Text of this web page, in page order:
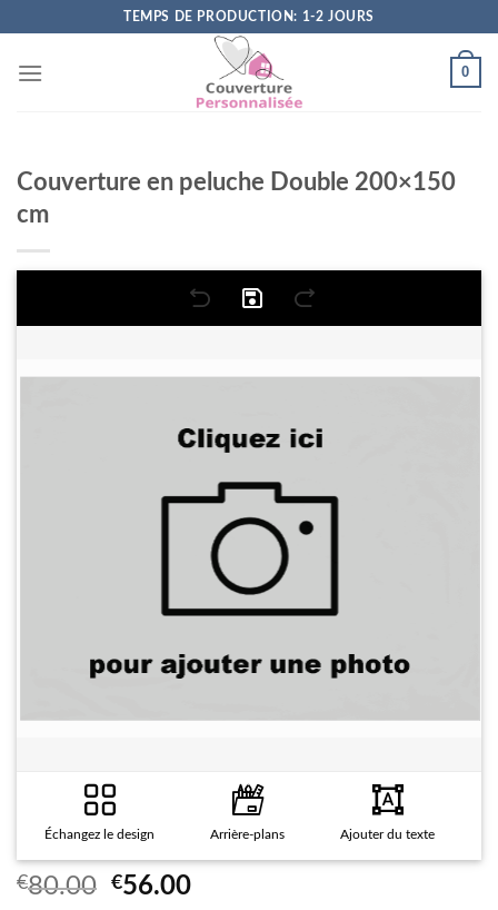
content
TEMPS DE PRODUCTION: 1-2 JOURS
0
Couverture en peluche Double 200×150
cm
Échangez le design Arrière-plans Ajouter du texte
€80.00 Le
€56.00Le